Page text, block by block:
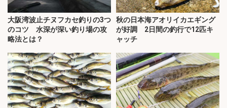
大阪湾波止チヌフカセ釣りの3つ
のコツ 水深が深い釣り場の攻
略法とは？
秋の日本海アオリイカエギング
が好調 2日間の釣行で12匹キ
ャッチ